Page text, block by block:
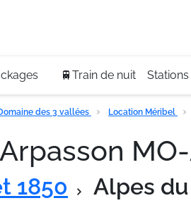
🚆Train de nuit Stations
des 3 vallées Location Méribel
1850 Alpes